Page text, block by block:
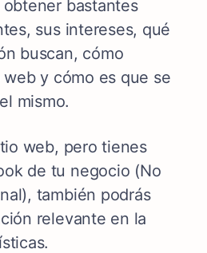
bastantes
sus intereses, qué
buscan, cómo
y cómo es que se
mismo.
web, pero tienes
de tu negocio (No
también podrás
relevante en la